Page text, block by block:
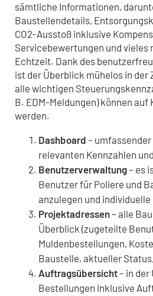
sämtliche Informationen,
Baustellendetails,
CO2-Ausstoß inklusive
Servicebewertungen und vieles
Echtzeit. Dank des
ist der Überblick mühelos in der
alle wichtigen
B. EDM-Meldungen) können
werden.
Dashboard –
relevanten Kennzahlen
Benutzerverwaltung– es
Benutzer für Poliere und
anzulegen und
Projektadressen– alle
Überblick (zugeteilte
Muldenbestellungen,
Baustelle, aktueller
Auftragsübersicht– in der
Bestellungen inklusive